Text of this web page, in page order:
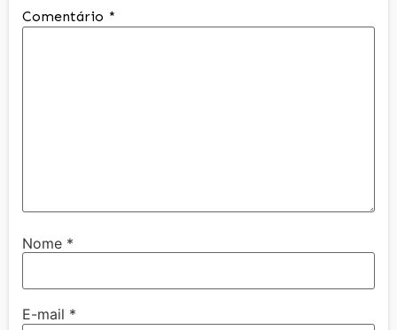
Comentário *
Nome *
E-mail *